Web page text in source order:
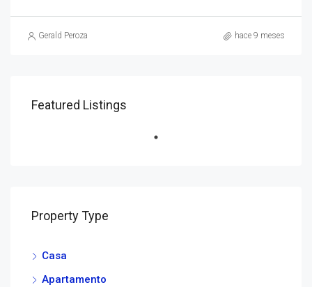
Gerald Peroza hace 9 meses
Featured Listings
Property Type
Casa
Apartamento